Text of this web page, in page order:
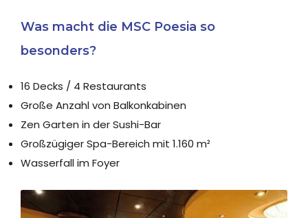
Was macht die MSC Poesia so
besonders?
16 Decks / 4 Restaurants
Große Anzahl von Balkonkabinen
Zen Garten in der Sushi-Bar
Großzügiger Spa-Bereich mit 1.160 m²
Wasserfall im Foyer